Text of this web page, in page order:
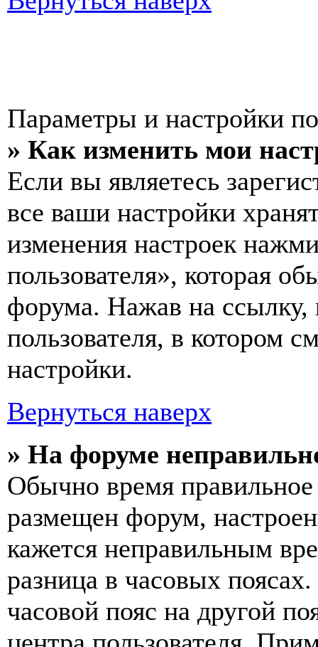
Параметры и настройки
» Как изменить мои
Если вы являетесь
все ваши настройки
изменения настроек
пользователя», которая
форума. Нажав на ссылку,
пользователя, в котором
настройки.
Вернуться наверх
» На форуме
Обычно время
размещен форум,
кажется неправильным
разница в часовых
часовой пояс на другой